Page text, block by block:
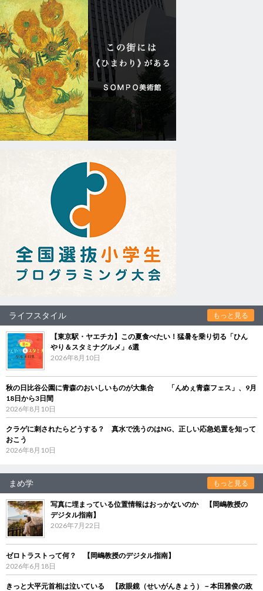
ライフスタイル もっと見る
【東京駅・ヤエチカ】この夏食べたい！猛暑を乗り切る「ひん
やり＆スタミナグルメ」6選
2026年8月10日
秋の日比谷公園に青森のおいしいものが大集合 「んめぇ青森フェス」、9月
18日から3日間
2026年8月10日
クラゲに刺されたらどうする？ 真水で洗うのはNG、正しい応急処置を知って
おこう
2026年8月10日
まめ学 もっと見る
写真に埋まっている位置情報はおっかないのか 【岡嶋教授の
デジタル指南】
2026年7月22日
ゼロトラストって何？ 【岡嶋教授のデジタル指南】
2026年6月18日
きっと大平元首相は泣いている 【政眼鏡（せいがんきょう）－本田雅俊の政